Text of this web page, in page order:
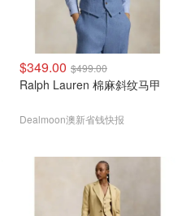
$349.00 $499.00
Ralph Lauren 棉麻斜纹马甲
Dealmoon澳新省钱快报